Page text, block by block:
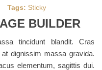
Tags: Sticky
BUILDER
tincidunt blandit. Cras
dignissim massa gravida.
elementum, sagittis dui.